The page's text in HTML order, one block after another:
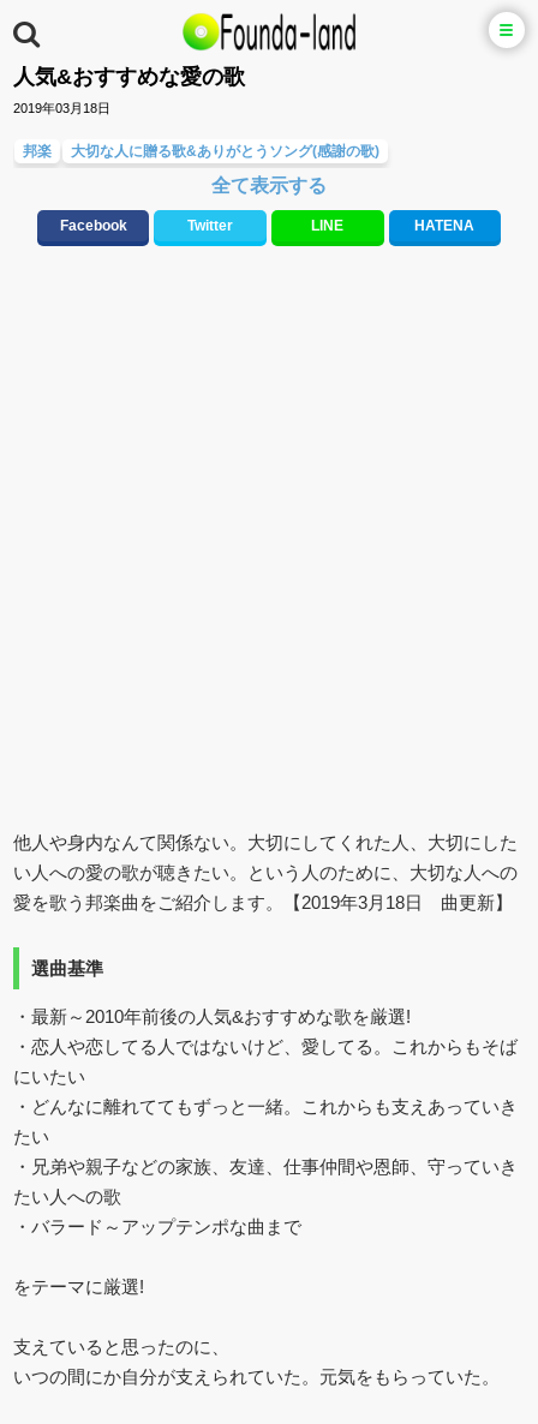
人気&おすすめな愛の歌
2019年03月18日
邦楽 大切な人に贈る歌&ありがとうソング(感謝の歌)
友達&友情ソング・青春ソング
バラード・歌詞が泣ける歌 お別れの曲・旅立ちの歌
全て表示する
Facebook Twitter LINE HATENA
他人や身内なんて関係ない。大切にしてくれた人、大切にした
い人への愛の歌が聴きたい。という人のために、大切な人への
愛を歌う邦楽曲をご紹介します。【2019年3月18日 曲更新】
選曲基準
・最新～2010年前後の人気&おすすめな歌を厳選!
・恋人や恋してる人ではないけど、愛してる。これからもそば
にいたい
・どんなに離れててもずっと一緒。これからも支えあっていき
たい
・兄弟や親子などの家族、友達、仕事仲間や恩師、守っていき
たい人への歌
・バラード～アップテンポな曲まで
をテーマに厳選!
支えていると思ったのに、
いつの間にか自分が支えられていた。元気をもらっていた。